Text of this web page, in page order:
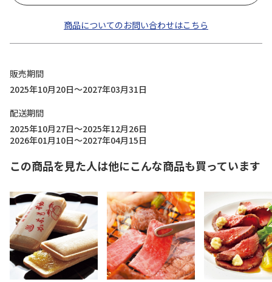
商品についてのお問い合わせはこちら
販売期間
2025年10月20日～2027年03月31日
配送期間
2025年10月27日～2025年12月26日
2026年01月10日～2027年04月15日
この商品を見た人は他にこんな商品も買っています